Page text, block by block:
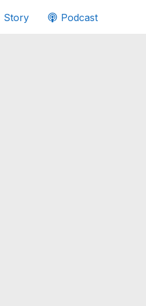
Story Podcast